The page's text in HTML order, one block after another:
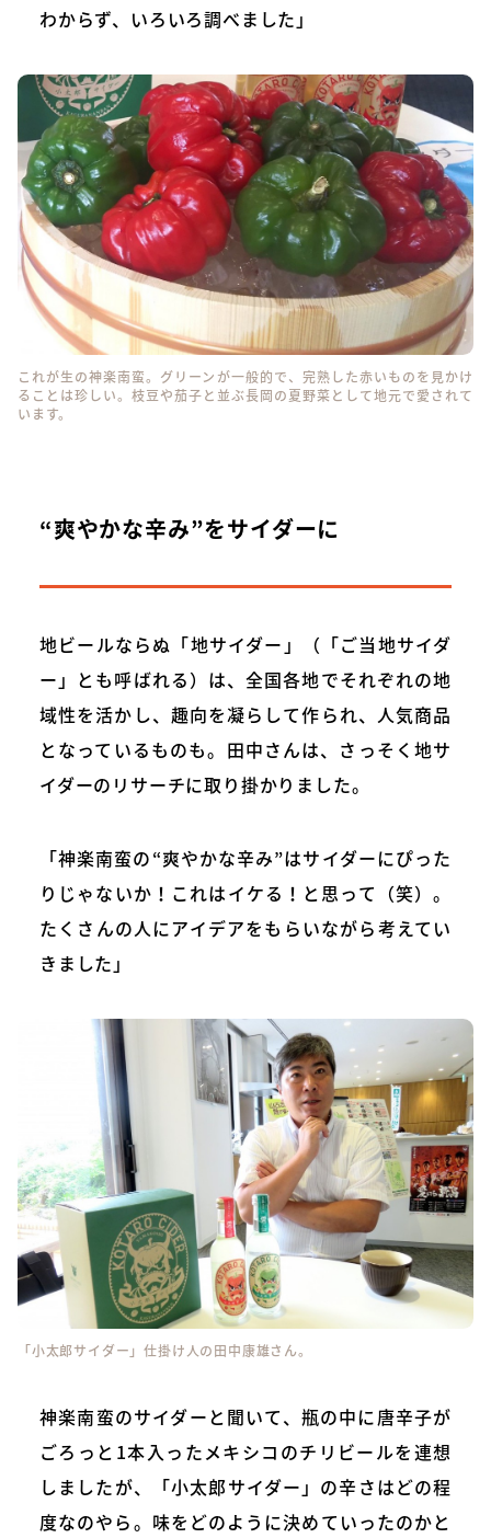
わからず、いろいろ調べました」
これが生の神楽南蛮。グリーンが一般的で、完熟した赤いものを見かけ
ることは珍しい。枝豆や茄子と並ぶ長岡の夏野菜として地元で愛されて
います。
“爽やかな辛み”をサイダーに
地ビールならぬ「地サイダー」（「ご当地サイダ
ー」とも呼ばれる）は、全国各地でそれぞれの地
域性を活かし、趣向を凝らして作られ、人気商品
となっているものも。田中さんは、さっそく地サ
イダーのリサーチに取り掛かりました。
「神楽南蛮の“爽やかな辛み”はサイダーにぴった
りじゃないか！これはイケる！と思って（笑）。
たくさんの人にアイデアをもらいながら考えてい
きました」
「小太郎サイダー」仕掛け人の田中康雄さん。
神楽南蛮のサイダーと聞いて、瓶の中に唐辛子が
ごろっと1本入ったメキシコのチリビールを連想
しましたが、「小太郎サイダー」の辛さはどの程
度なのやら。味をどのように決めていったのかと